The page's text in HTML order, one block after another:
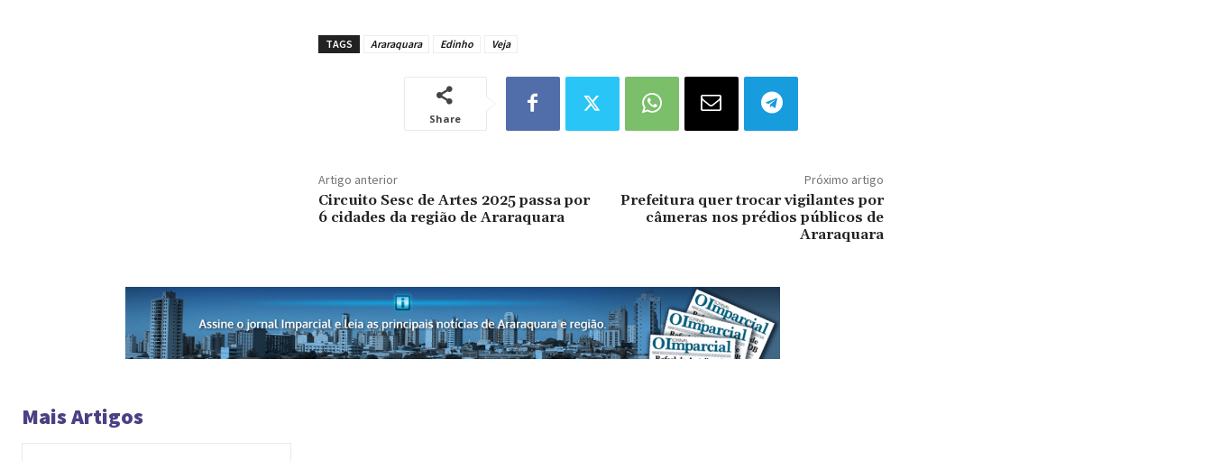
TAGS Araraquara Edinho Veja
Share
Artigo anterior
Circuito Sesc de Artes 2025 passa por
6 cidades da região de Araraquara
Próximo artigo
Prefeitura quer trocar vigilantes por
câmeras nos prédios públicos de
Araraquara
Mais Artigos